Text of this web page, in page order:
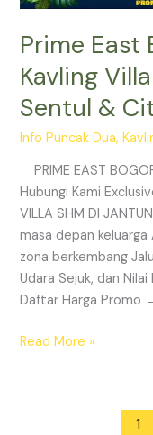
Prime East
Kavling
Sentul &
Info Puncak Dua,
PRIME EAST
Hubungi Kami
VILLA SHM DI
masa depan
zona berkembang
Udara Sejuk, dan
Daftar Harga Promo
Read More »
1